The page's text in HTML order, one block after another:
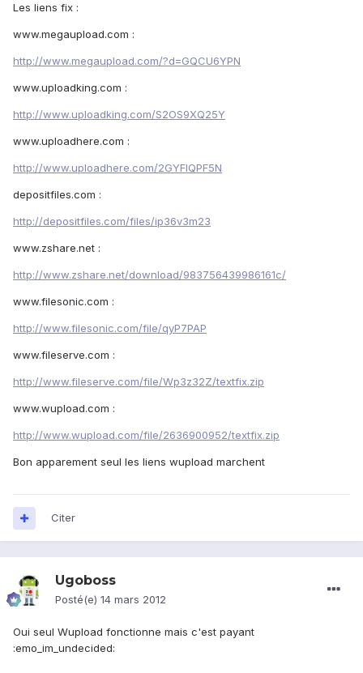
Les liens fix :
www.megaupload.com :
http://www.megaupload.com/?d=GQCU6YPN
www.uploadking.com :
http://www.uploadking.com/S2OS9XQ25Y
www.uploadhere.com :
http://www.uploadhere.com/2GYFIQPF5N
depositfiles.com :
http://depositfiles.com/files/ip36v3m23
www.zshare.net :
http://www.zshare.net/download/983756439986161c/
www.filesonic.com :
http://www.filesonic.com/file/qyP7PAP
www.fileserve.com :
http://www.fileserve.com/file/Wp3z32Z/textfix.zip
www.wupload.com :
http://www.wupload.com/file/2636900952/textfix.zip
Bon apparement seul les liens wupload marchent
Citer
Ugoboss
Posté(e) 14 mars 2012
Oui seul Wupload fonctionne mais c'est payant
:emo_im_undecided: